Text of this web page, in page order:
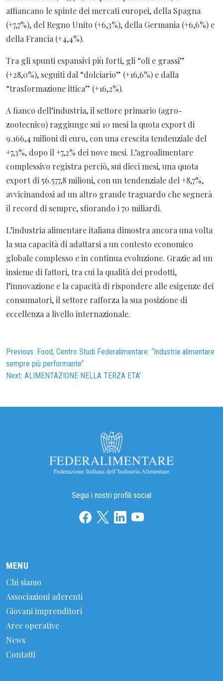
affiancano le spinte dei mercati europei, della Spagna
(+7,7%), del Regno Unito (+6,3%), della Germania (+6,6%) e
della Francia (+4,4%).
Tra gli spunti espansivi più forti, gli “oli e grassi”
(+28,0%), seguiti dal “dolciario” (+16,6%) e dalla
“trasformazione ittica” (+16,2%).
A fianco dell’industria, il settore primario (agro-
zootecnico) raggiunge sui 10 mesi la quota export di
9.166,4 milioni di euro, con una crescita tendenziale del
+7,3%, dopo il +7,2% dei nove mesi. L’agroalimentare
complessivo registra perciò, sui dieci mesi, una quota
export di 56.577,8 milioni, con un tendenziale del +8,7%,
avvicinandosi ad un altro grande traguardo che segnerà
il record di sempre, sfiorando i 70 miliardi.
L’industria alimentare italiana dimostra ancora una volta
la sua capacità di adattarsi a un contesto economico
globale complesso e in continua evoluzione. Grazie ad un
insieme di fattori, tra cui la qualità dei prodotti,
l’innovazione e la capacità di rispondere alle esigenze dei
consumatori, il settore rafforza la sua posizione di
eccellenza a livello internazionale.
Navigazione
articoli
Previous: Food, Centro Studi Federalimentare: “Industria alimentare
sempre più performante”
Next: ALIMENTAZIONE NELLA TERZA ETA’
Segui i nostri profili social
MENU
Chi siamo
Associazioni aderenti
Giovani imprenditori
Aree operative
News
Contatti